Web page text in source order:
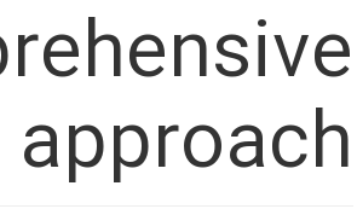
approach